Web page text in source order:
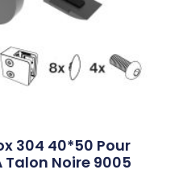
304 40*50 Pour
Noire 9005